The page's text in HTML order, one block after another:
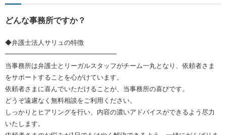
どんな事務所ですか？
◆弁護士法人サリュの特徴
━━━━━━━━━━━━━━━━━
当事務所は弁護士とリーガルスタッフがチーム一丸となり、依頼者さま
をサポートすることを心がけています。
依頼者さまに喜んでいただけることが、当事務所の喜びです。
どうぞ遠慮なく無料相談をご利用ください。
しっかりとヒアリングを行い、内容の濃いアドバイスができるよう尽力
いたします。